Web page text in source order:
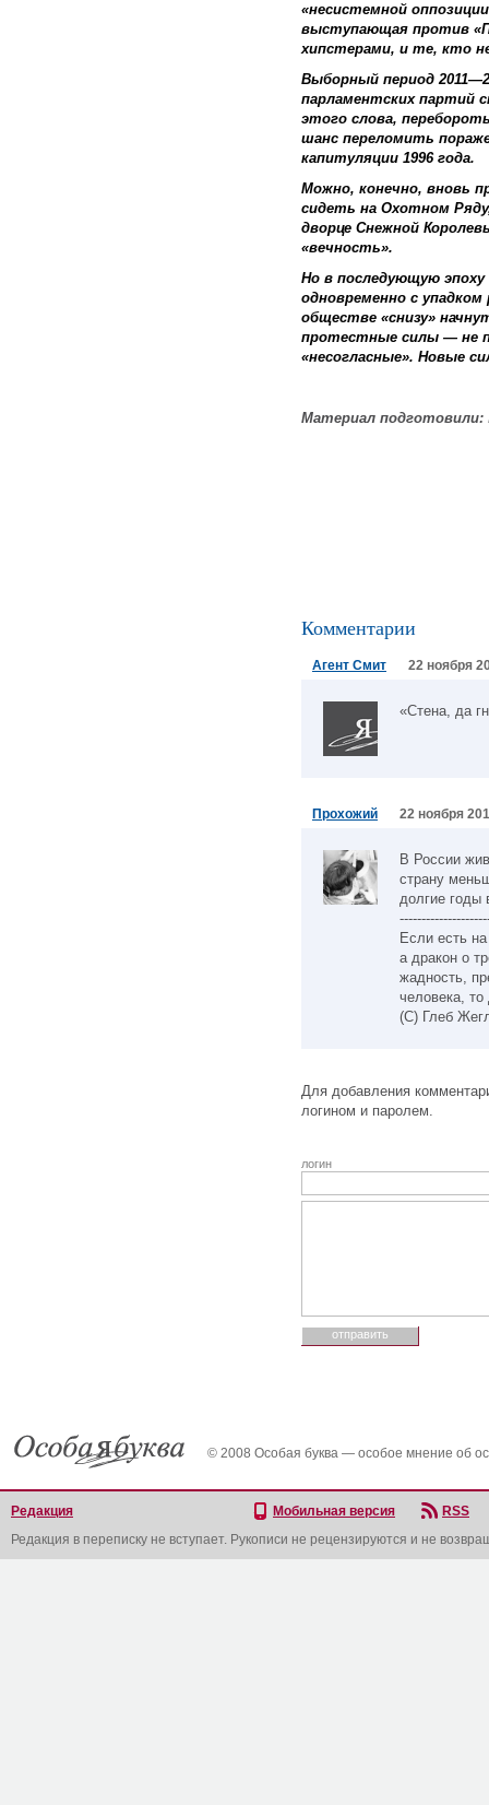
«несистемной
выступающая против
хипстерами, и те, кто
Выборный период
парламентских партий
этого слова,
шанс переломить
капитуляции 1996 года.
Можно, конечно, вновь
сидеть на Охотном
дворце Снежной
«вечность».
Но в последующую
одновременно с
обществе «снизу»
протестные силы — не
«несогласные». Новые
Материал подготовили:
Комментарии
Агент Смит 22 ноября
«Стена, да
Прохожий 22 ноября
В России
страну
долгие годы
Если есть
а дракон о
жадность,
человека, то
(С) Глеб
Для добавления
логином и паролем.
логин
© 2008 Особая буква — особое мнение об
Редакция Мобильная версия
RSS
Редакция в переписку не вступает. Рукописи не рецензируются и не